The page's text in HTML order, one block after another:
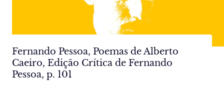
Fernando Pessoa, Poemas de Alberto
Caeiro, Edição Crítica de Fernando
Pessoa, p. 101